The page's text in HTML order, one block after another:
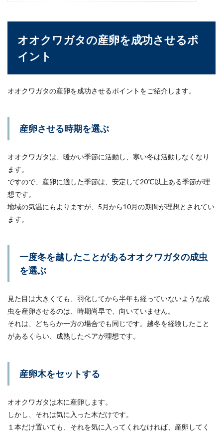
法】冬の温度管理について
カゲモドキ」。飼育しやすいと言われています
セキセイインコの止まり木を手作りす
タイプのものが市販されていますが、かわいいイ
ンコ...
アロワナの水槽の立ち上げ方法・飼育
に必要なものと水槽の大きさ
アロワナの飼育を始めようと思っている人は水槽
インコの日光浴の方法とは？できない
ときはライトを使おう
インコを日光浴させなくてはいけない理由とは？
オオクワガタの産卵を成功させるポ
イント
オオクワガタの産卵を成功させるポイントをご紹介します。
産卵させる時期を選ぶ
オオクワガタは、暖かい季節に活動し、寒い冬は活動しなくなり
ます。
ですので、産卵に適した季節は、安定して20℃以上ある季節が理
想です。
地域の気温にもよりますが、5月から10月の期間が理想とされてい
ます。
一度冬を越したことがあるオオクワガタの成虫
を選ぶ
見た目は大きくても、羽化してから半年も経っていないような成
虫を産卵させるのは、時期尚早で、向いていません。
それは、どちらか一方の場合でも同じです。越冬を経験したこと
があるくらい、成熟したペアが理想です。
産卵木をセットする
オオクワガタは木に産卵します。
しかし、それは気に入った木だけです。
１本だけ置いても、それを気に入ってくれなければ、産卵してく